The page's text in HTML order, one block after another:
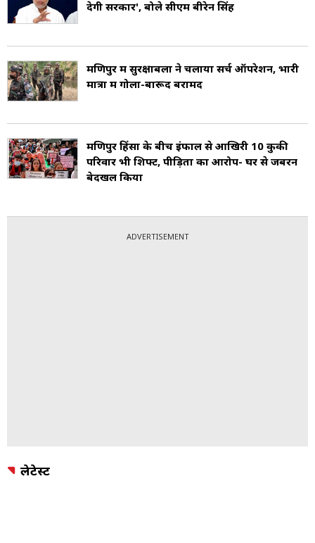
देगी सरकार', बोले सीएम बीरेन सिंह
मणिपुर में सुरक्षाबलों ने चलाया सर्च ऑपरेशन, भारी
मात्रा में गोला-बारूद बरामद
मणिपुर हिंसा के बीच इंफाल से आखिरी 10 कुकी
परिवार भी शिफ्ट, पीड़ितों का आरोप- घर से जबरन
बेदखल किया
ADVERTISEMENT
लेटेस्ट